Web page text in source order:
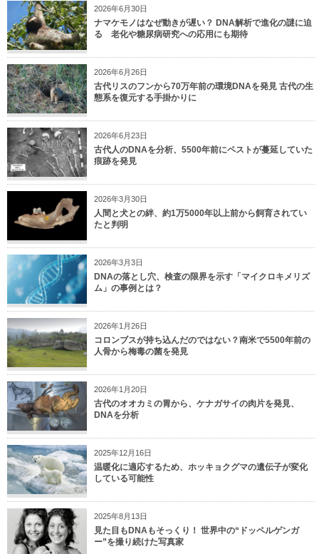
2026年6月30日
ナマケモノはなぜ動きが遅い？ DNA解析で進化の謎に迫
る 老化や糖尿病研究への応用にも期待
2026年6月26日
古代リスのフンから70万年前の環境DNAを発見 古代の生
態系を復元する手掛かりに
2026年6月23日
古代人のDNAを分析、5500年前にペストが蔓延していた
痕跡を発見
2026年3月30日
人間と犬との絆、約1万5000年以上前から飼育されてい
たと判明
2026年3月3日
DNAの落とし穴、検査の限界を示す「マイクロキメリズ
ム」の事例とは？
2026年1月26日
コロンブスが持ち込んだのではない？南米で5500年前の
人骨から梅毒の菌を発見
2026年1月20日
古代のオオカミの胃から、ケナガサイの肉片を発見、
DNAを分析
2025年12月16日
温暖化に適応するため、ホッキョクグマの遺伝子が変化
している可能性
2025年8月13日
見た目もDNAもそっくり！ 世界中の“ドッペルゲンガ
ー”を撮り続けた写真家